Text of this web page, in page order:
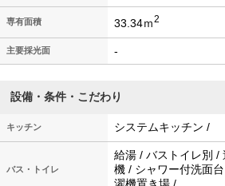
専有面積 33.34ｍ2
主要採光面 -
設備・条件・こだわり
キッチン システムキッチン /
バス・トイレ
給湯 / バストイレ別 /
機 / シャワー付洗面